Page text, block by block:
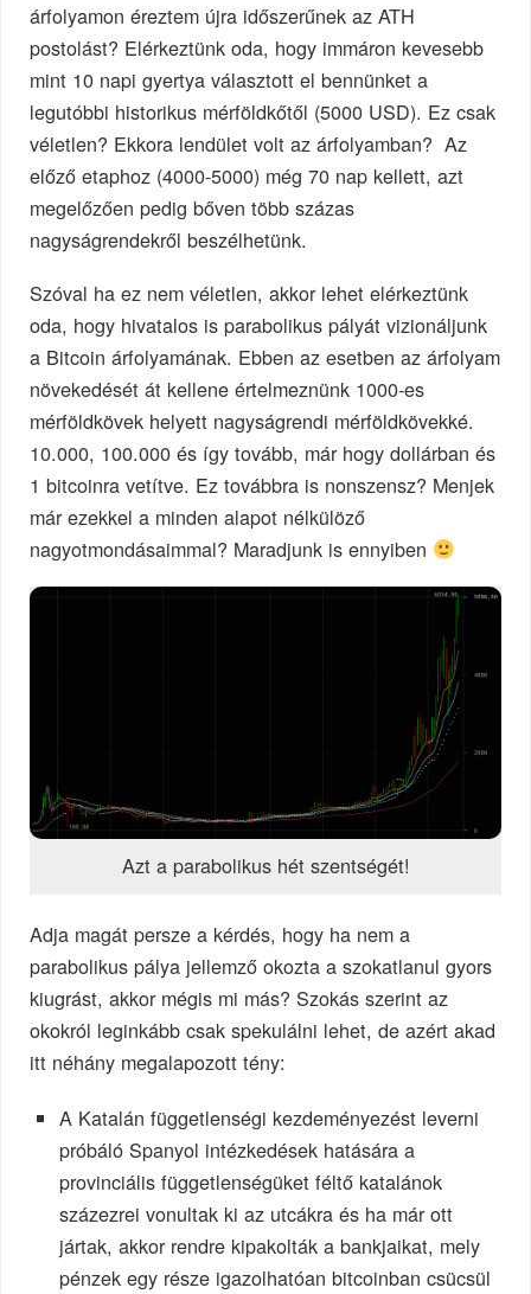
árfolyamon éreztem újra időszerűnek az ATH
postolást? Elérkeztünk oda, hogy immáron kevesebb
mint 10 napi gyertya választott el bennünket a
legutóbbi historikus mérföldkőtől (5000 USD). Ez csak
véletlen? Ekkora lendület volt az árfolyamban? Az
előző etaphoz (4000-5000) még 70 nap kellett, azt
megelőzően pedig bőven több százas
nagyságrendekről beszélhetünk.
Szóval ha ez nem véletlen, akkor lehet elérkeztünk
oda, hogy hivatalos is parabolikus pályát vizionáljunk
a Bitcoin árfolyamának. Ebben az esetben az árfolyam
növekedését át kellene értelmeznünk 1000-es
mérföldkövek helyett nagyságrendi mérföldkövekké.
10.000, 100.000 és így tovább, már hogy dollárban és
1 bitcoinra vetítve. Ez továbbra is nonszensz? Menjek
már ezekkel a minden alapot nélkülöző
nagyotmondásaimmal? Maradjunk is ennyiben
Azt a parabolikus hét szentségét!
Adja magát persze a kérdés, hogy ha nem a
parabolikus pálya jellemző okozta a szokatlanul gyors
kiugrást, akkor mégis mi más? Szokás szerint az
okokról leginkább csak spekulálni lehet, de azért akad
itt néhány megalapozott tény:
A Katalán függetlenségi kezdeményezést leverni
próbáló Spanyol intézkedések hatására a
provinciális függetlenségüket féltő katalánok
százezrei vonultak ki az utcákra és ha már ott
jártak, akkor rendre kipakolták a bankjaikat, mely
pénzek egy része igazolhatóan bitcoinban csücsül